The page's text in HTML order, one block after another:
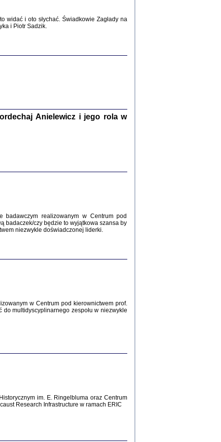
opatrzyła Barbara Engelking i Havi Dreifuss
Zagłada Żydów.
MAMY WSPANIAŁE ...
POSIADAĆ DOM POD ZIEMIĄ ...
z Zagłady w okolicach Dąbrowy
widać i oto słychać. Świadkowie Zagłady na
i Piotr Sadzik.
Anielewicz i jego rola w
badawczym realizowanym w Centrum pod
badaczek/czy będzie to wyjątkowa szansa by
niezwykle doświadczonej liderki.
w Centrum pod kierownictwem prof.
do multidyscyplinarnego zespołu w niezwykle
im. E. Ringelbluma oraz Centrum
Research Infrastructure w ramach ERIC